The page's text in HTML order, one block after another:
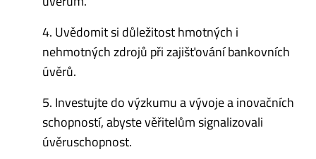
4. Uvědomit si důležitost hmotných i
nehmotných zdrojů při zajišťování bankovních
úvěrů.
5. Investujte do výzkumu a vývoje a inovačních
schopností, abyste věřitelům signalizovali
úvěruschopnost.